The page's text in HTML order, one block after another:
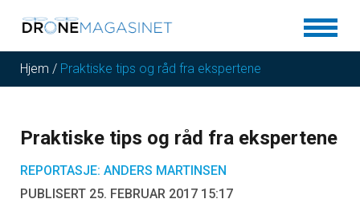
Hjem / Praktiske tips og råd fra ekspertene
Praktiske tips og råd fra ekspertene
REPORTASJE: ANDERS MARTINSEN
PUBLISERT 25. FEBRUAR 2017 15:17